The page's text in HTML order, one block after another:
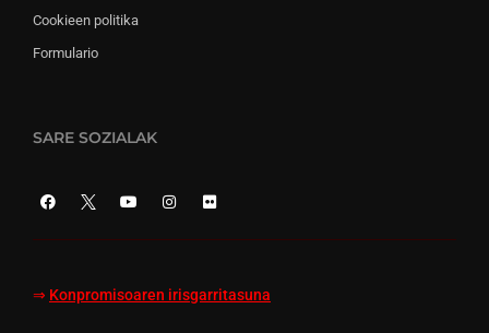
Cookieen politika
Formulario
SARE SOZIALAK
⇒ Konpromisoaren irisgarritasuna